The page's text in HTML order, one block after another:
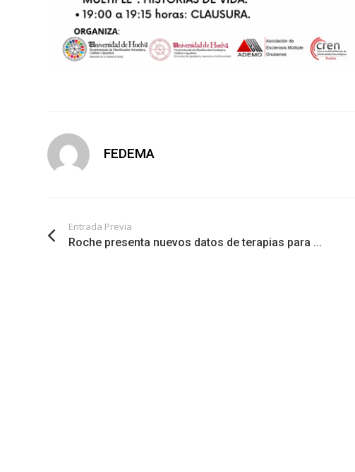
FEDEMA
Entrada Previa
Roche presenta nuevos datos de terapias para ...